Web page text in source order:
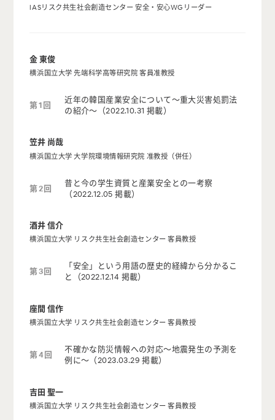
IASリスク共生社会創造センター 安全・安心WGリーダー
金 東俊
横浜国立大学 先端科学高等研究院 客員准教授
第1回
近年の韓国産業安全について〜重大災害処罰法
の紹介〜（2022.10.31 掲載）
笠井 尚哉
横浜国立大学 大学院環境情報研究院 准教授（併任）
第2回
昔と今の学生資質と産業安全との一考察
（2022.12.05 掲載）
酒井 信介
横浜国立大学 リスク共生社会創造センター 客員教授
第3回
「安全」という用語の歴史的経緯から分かるこ
と（2022.12.14 掲載）
座間 信作
横浜国立大学 リスク共生社会創造センター 客員教授
第4回
不確かな防災情報への対応〜地震発生の予測を
例に〜（2023.03.29 掲載）
吉田 聖一
横浜国立大学 リスク共生社会創造センター 客員教授